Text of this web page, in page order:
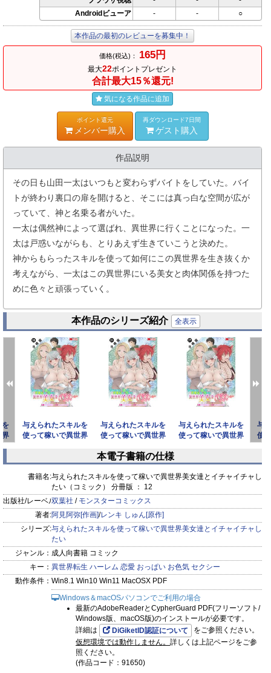
Androidビューア
- - ○
本作品の最初のレビューを募集中！
価格(税込)： 165円
最大22ポイントプレゼント
合計最大15％還元!
気になる作品に追加
ポイント還元
メンバー購入
再ダウンロード7日間
ゲスト購入
作品説明
その日も山田一太はいつもと変わらずバイトをしていた。バイ
トが終わり裏口の扉を開けると、そこには真っ白な空間が広が
っていて、神と名乗る者がいた。
一太は偶然神によって選ばれ、異世界に行くことになった。一
太は戸惑いながらも、とりあえず生きていこうと決めた。
神からもらったスキルを使って如何にこの異世界を生き抜くか
考えながら、一太はこの異世界にいる美女と肉体関係を持つた
めに色々と頑張っていく。
本作品のシリーズ紹介 全表示
を
界
与えられたスキルを
使って稼いで異世界
与えられたスキルを
使って稼いで異世界
ャした
与えられたスキルを
使って稼いで異世界
与
使
prev next
本電子書籍の仕様
書籍名:与えられたスキルを使って稼いで異世界美女達とイチャイチャし
たい（コミック） 分冊版 ： 12
出版社/レーベル:双葉社 / モンスターコミックス
著者:阿見阿弥[作画]/レンキ しゅん[原作]
シリーズ:与えられたスキルを使って稼いで異世界美女達とイチャイチャし
たい
ジャンル： 成人向書籍 コミック
キー： 異世界転生 ハーレム 恋愛 おっぱい お色気 セクシー
動作条件： Win8.1 Win10 Win11 MacOSX PDF
Windows＆macOSパソコンでご利用の場合
最新のAdobeReaderとCypherGuard PDF(フリーソフト/
Windows版、macOS版)のインストールが必要です。
詳細は
DiGiketID認証について
をご参照ください。
仮想環境では動作しません。 詳しくは上記ページをご参
照ください。
(作品コード：91650)